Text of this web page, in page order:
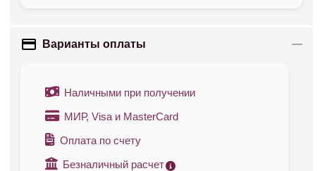
Варианты оплаты
Наличными при получении
МИР, Visa и MasterCard
Оплата по счету
Безналичный расчет